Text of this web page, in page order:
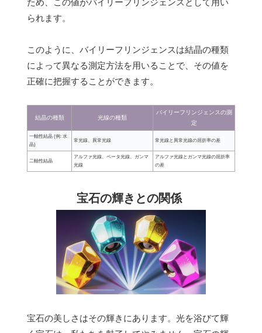
られます。
このように、バイリーフリンジェンスは結晶の種類
によって異なる測定方法を用いることで、その値を
正確に把握することができます。
結晶の種類 光線の種類
バイリーフリンジェンスの測
定
一軸性結晶 (例: 水
晶)
常光線、異常光線 常光線と異常光線の屈折率の差
二軸性結晶
アルファ光線、ベータ光線、ガンマ
光線
アルファ光線とガンマ光線の屈折率
の差
宝石の輝きとの関係
宝石の美しさはその輝きにあります。光を浴びて輝